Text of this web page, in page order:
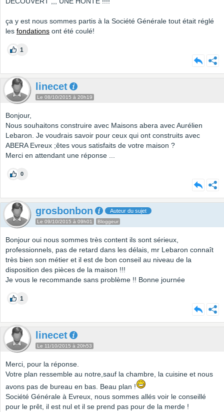
ça y est nous sommes partis à la Société Générale tout était réglé
les fondations ont été coulé!
1
linecet
Le 08/10/2015 à 20h19
Bonjour,
Nous souhaitons construire avec Maisons abera avec Aurélien
Lebaron. Je voudrais savoir pour ceux qui ont construits avec
ABERA Evreux ;êtes vous satisfaits de votre maison ?
Merci en attendant une réponse ...
0
grosbonbon Auteur du sujet
Le 09/10/2015 à 09h01 Bloggeur
Bonjour oui nous sommes très content ils sont sérieux,
professionnels, pas de retard dans les délais, mr Lebaron connaît
très bien son métier et il est de bon conseil au niveau de la
disposition des pièces de la maison !!!
Je vous le recommande sans problème !! Bonne journée
1
linecet
Le 11/10/2015 à 20h53
Merci, pour la réponse.
Votre plan ressemble au notre,sauf la chambre, la cuisine et nous
avons pas de bureau en bas. Beau plan !
Société Générale à Evreux, nous sommes allés voir le conseillé
pour le prêt, il est nul et il se prend pas pour de la merde !